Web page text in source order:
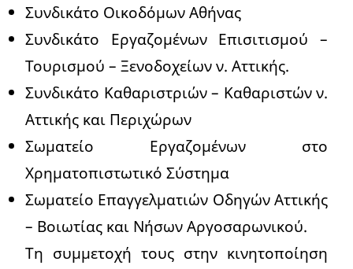
Συνδικάτο Οικοδόμων Αθήνας
Συνδικάτο Εργαζομένων Επισιτισμού –
Τουρισμού – Ξενοδοχείων ν. Αττικής.
Συνδικάτο Καθαριστριών – Καθαριστών ν.
Αττικής και Περιχώρων
Σωματείο Εργαζομένων στο
Χρηματοπιστωτικό Σύστημα
Σωματείο Επαγγελματιών Οδηγών Αττικής
– Βοιωτίας και Νήσων Αργοσαρωνικού.
Τη συμμετοχή τους στην κινητοποίηση